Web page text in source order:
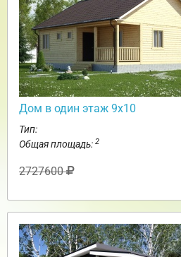
Дом в один этаж 9х10
Тип:
Общая площадь: 2
2727600